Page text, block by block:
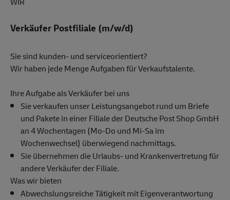
Verkäufer Postfiliale (m/w/d)
Sie sind kunden- und serviceorientiert?
Wir haben jede Menge Aufgaben für Verkaufstalente.
Ihre Aufgabe als Verkäufer bei uns
Sie verkaufen unser Leistungsangebot rund um Briefe
und Pakete in einer Filiale der Deutsche Post Shop GmbH
an 4 Wochentagen (Mo-Do und Mi-Sa im
Wochenwechsel) überwiegend nachmittags.
Sie übernehmen die Urlaubs- und Krankenvertretung für
andere Verkäufer der Filiale.
Was wir bieten
Abwechslungsreiche Tätigkeit mit Eigenverantwortung